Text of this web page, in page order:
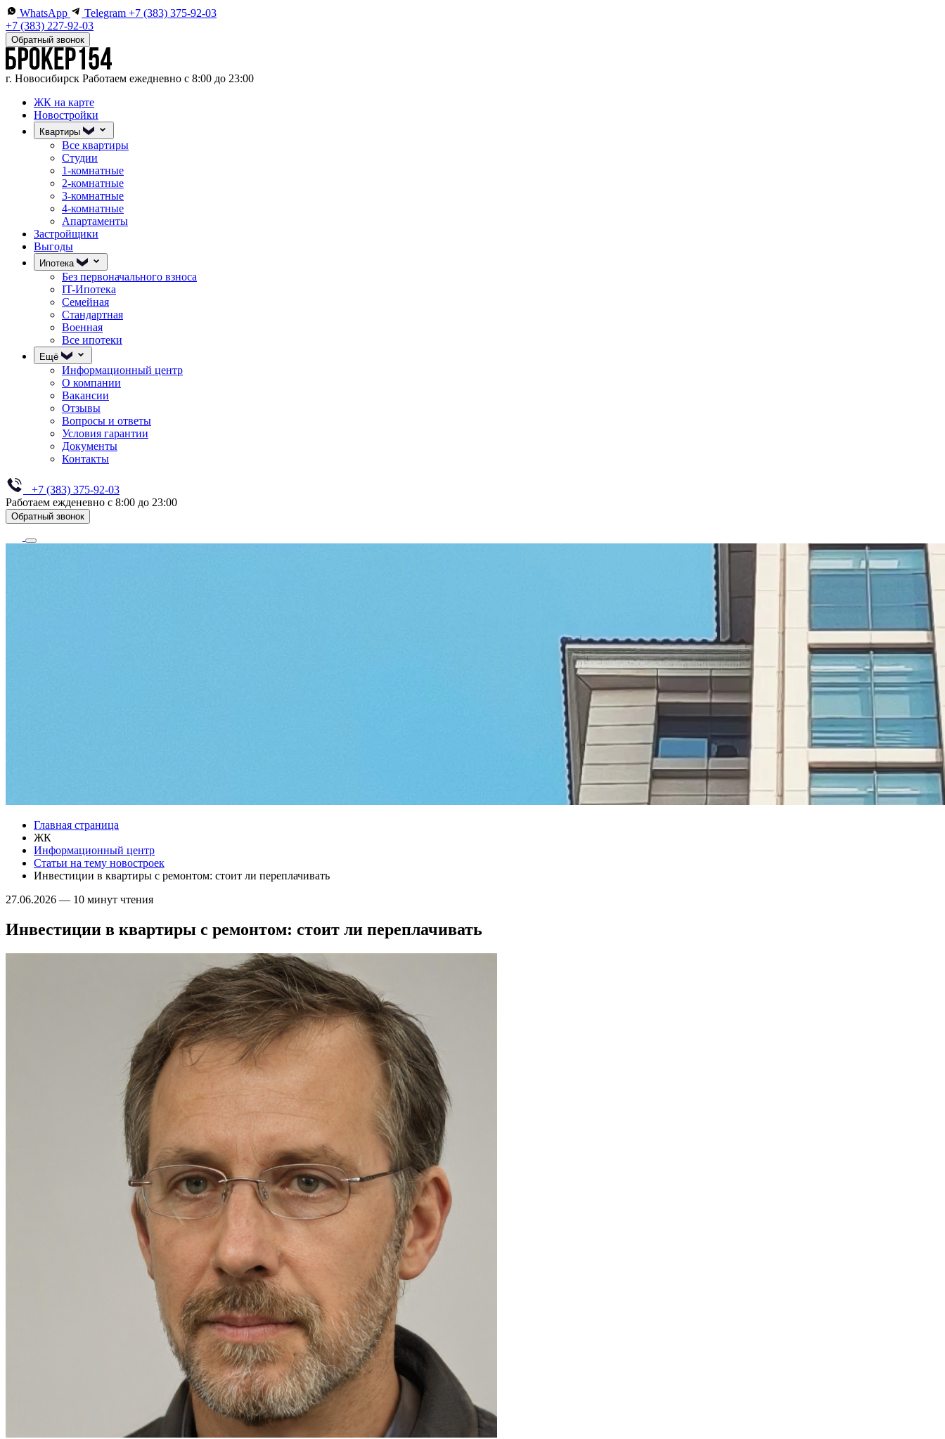
WhatsApp Telegram +7 (383) 375-92-03
+7 (383) 227-92-03
Обратный звонок
г. Новосибирск Работаем ежедневно с 8:00 до 23:00
ЖК на карте
Новостройки
Квартиры
Все квартиры
Студии
1-комнатные
2-комнатные
3-комнатные
4-комнатные
Апартаменты
Застройщики
Выгоды
Ипотека
Без первоначального взноса
IT-Ипотека
Семейная
Стандартная
Военная
Все ипотеки
Ещё
Информационный центр
О компании
Вакансии
Отзывы
Вопросы и ответы
Условия гарантии
Документы
Контакты
+7 (383) 375-92-03
Работаем ежденевно с 8:00 до 23:00
Обратный звонок
Главная страница
ЖК
Информационный центр
Статьи на тему новостроек
Инвестиции в квартиры с ремонтом: стоит ли переплачивать
27.06.2026 — 10 минут чтения
Инвестиции в квартиры с ремонтом: стоит ли переплачивать